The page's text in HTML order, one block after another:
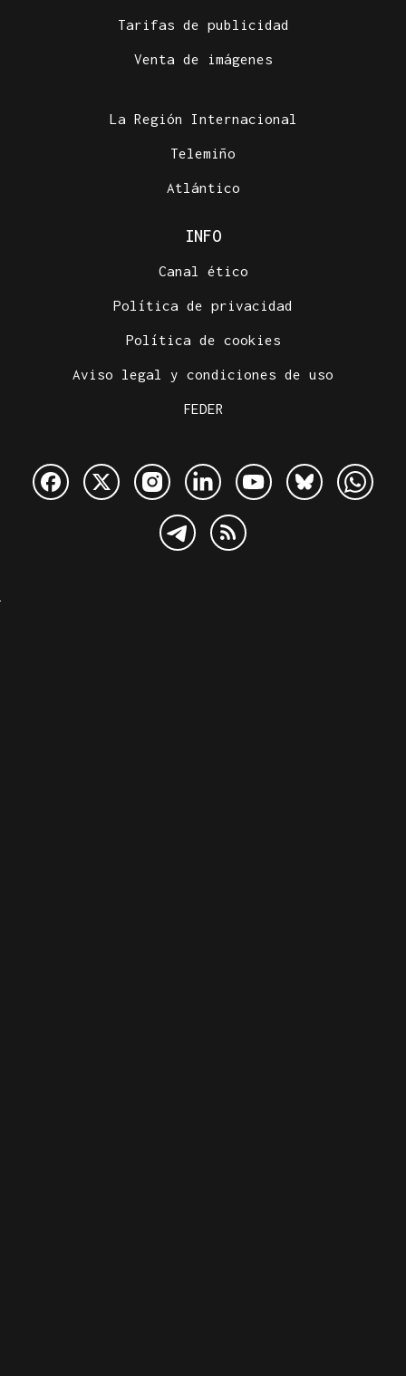
Tarifas de publicidad
Venta de imágenes
La Región Internacional
Telemiño
Atlántico
INFO
Canal ético
Política de privacidad
Política de cookies
Aviso legal y condiciones de uso
FEDER